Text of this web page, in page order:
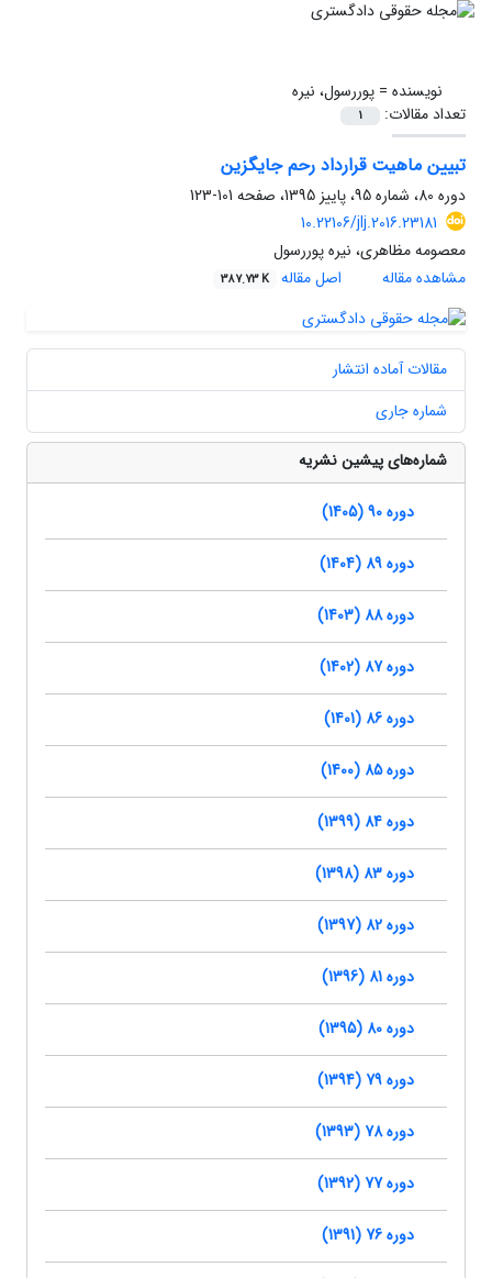
نویسنده =پوررسول، نیره
تعداد مقالات:
1
تبیین ماهیت قرارداد رحم جایگزین
دوره 80، شماره 95، پاییز 1395، صفحه
101-123
10.22106/jlj.2016.23181
معصومه مظاهری، نیره پوررسول
مشاهده مقاله
اصل مقاله 387.73 K
مقالات آماده انتشار
شماره جاری
شماره‌های پیشین نشریه
دوره 90 (1405)
دوره 89 (1404)
دوره 88 (1403)
دوره 87 (1402)
دوره 86 (1401)
دوره 85 (1400)
دوره 84 (1399)
دوره 83 (1398)
دوره 82 (1397)
دوره 81 (1396)
دوره 80 (1395)
دوره 79 (1394)
دوره 78 (1393)
دوره 77 (1392)
دوره 76 (1391)